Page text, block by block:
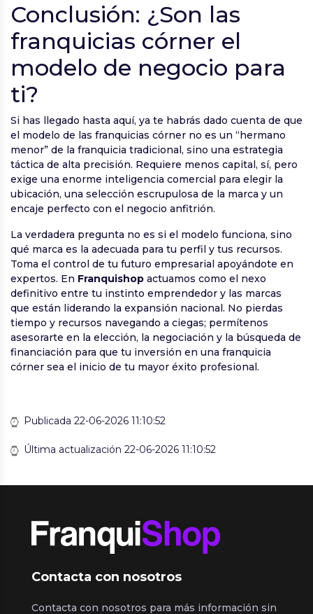
Conclusión: ¿Son las
franquicias córner el
modelo de negocio para
ti?
Si has llegado hasta aquí, ya te habrás dado cuenta de que
el modelo de las franquicias córner no es un “hermano
menor” de la franquicia tradicional, sino una estrategia
táctica de alta precisión. Requiere menos capital, sí, pero
exige una enorme inteligencia comercial para elegir la
ubicación, una selección escrupulosa de la marca y un
encaje perfecto con el negocio anfitrión.
La verdadera pregunta no es si el modelo funciona, sino
qué marca es la adecuada para tu perfil y tus recursos.
Toma el control de tu futuro empresarial apoyándote en
expertos. En Franquishop actuamos como el nexo
definitivo entre tu instinto emprendedor y las marcas
que están liderando la expansión nacional. No pierdas
tiempo y recursos navegando a ciegas; permítenos
asesorarte en la elección, la negociación y la búsqueda de
financiación para que tu inversión en una franquicia
córner sea el inicio de tu mayor éxito profesional.
Publicada 22-06-2026 11:10:52
Última actualización 22-06-2026 11:10:52
Contacta con nosotros
Contacta con nosotros para más información sin